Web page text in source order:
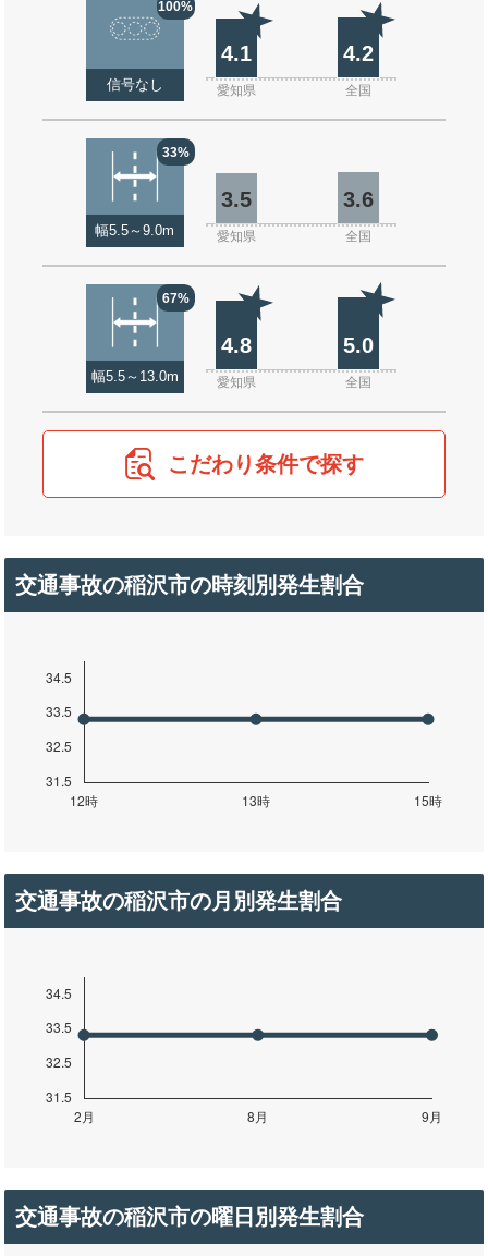
100%
信号なし
4.1 4.2
愛知県 全国
33%
幅5.5～9.0m
3.5 3.6
愛知県 全国
67%
幅5.5～13.0m
4.8 5.0
愛知県 全国
こだわり条件で探す
交通事故の稲沢市の時刻別発生割合
交通事故の稲沢市の月別発生割合
交通事故の稲沢市の曜日別発生割合